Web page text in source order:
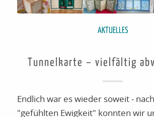
AKTUELLES
Tunnelkarte – vielfältig
Endlich war es wieder soweit -
"gefühlten Ewigkeit" konnten wir